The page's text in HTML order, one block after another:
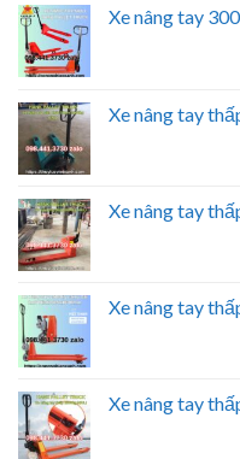
Xe nâng tay
Xe nâng tay
Xe nâng tay
Xe nâng tay
Xe nâng tay